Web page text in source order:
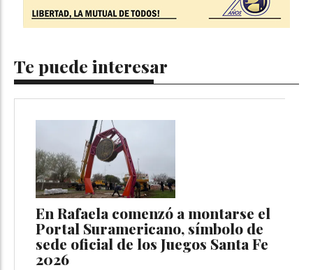
Te puede interesar
En Rafaela comenzó a montarse el
Portal Suramericano, símbolo de
sede oficial de los Juegos Santa Fe
2026